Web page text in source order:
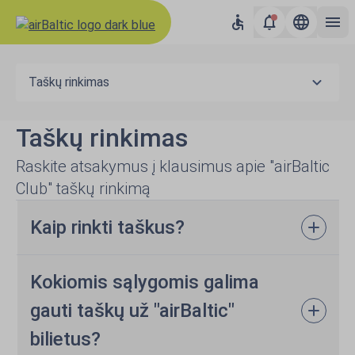
Taškų rinkimas
Taškų rinkimas
Raskite atsakymus į klausimus apie "airBaltic
Club" taškų rinkimą
Kaip rinkti taškus?
Kokiomis sąlygomis galima
gauti taškų už "airBaltic"
bilietus?